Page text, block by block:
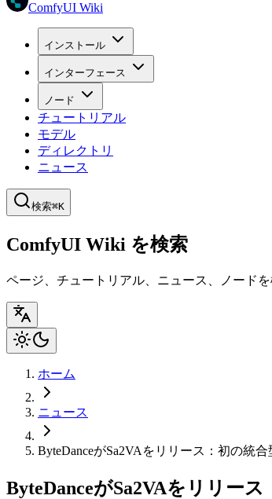
ComfyUI Wiki
インストール
インターフェース
ノード
チュートリアル
モデル
ディレクトリ
ニュース
検索⌘K
ComfyUI Wiki を検索
ページ、チュートリアル、ニュース、ノードを
ホーム
ニュース
ByteDanceがSa2VAをリリース：初の統
ByteDanceがSa2VAをリリー